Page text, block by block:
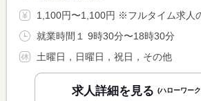
1,100円〜1,100円 ※フルタイム求人の場合は月額（換算額）、パート求人
就業時間１ 9時30分〜18時30分
土曜日，日曜日，祝日，その他
求人詳細を見る (ハローワー